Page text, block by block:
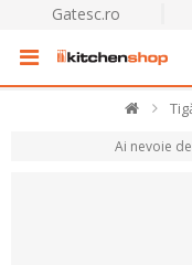
Gatesc.ro
Ai nevoie